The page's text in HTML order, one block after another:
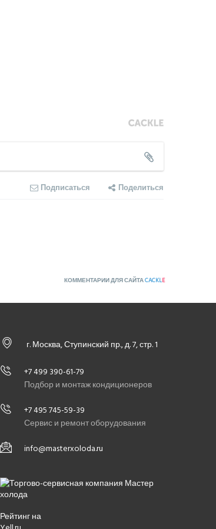
Подписаться Поделиться
КОММЕНТАРИИ ДЛЯ САЙТАCACKLE
г. Москва, Ступинский пр., д. 7, стр. 1
+7 499 390-61-79
Подбор и монтаж кондиционеров
+7 495 745-59-39
Сервис и ремонт оборудования
info@masterxoloda.ru
Рейтинг на